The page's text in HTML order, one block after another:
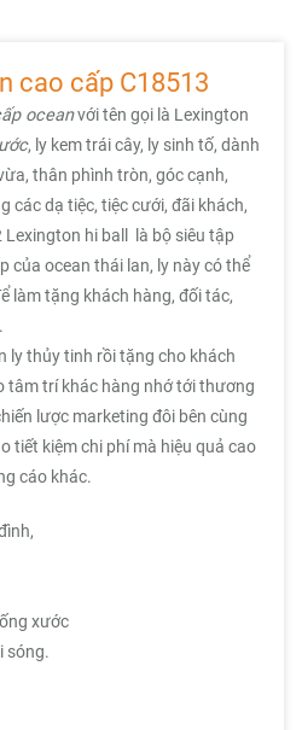
cao cấp C18513
oceanvới tên gọi là Lexington
, ly kem trái cây, ly sinh tố, dành
thân phình tròn, góc cạnh,
các dạ tiệc, tiệc cưới, đãi khách,
Lexington hi ball là bộ siêu tập
của ocean thái lan, ly này có thể
làm tặng khách hàng, đối tác,
ly thủy tinh rồi tặng cho khách
tâm trí khác hàng nhớ tới thương
lược marketing đôi bên cùng
tiết kiệm chi phí mà hiệu quả cao
cáo khác.
xước
sóng.